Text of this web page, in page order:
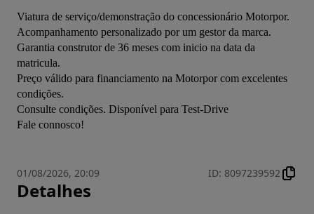
Viatura de serviço/demonstração do concessionário Motorpor.
Acompanhamento personalizado por um gestor da marca.
Garantia construtor de 36 meses com inicio na data da
matricula.
Preço válido para financiamento na Motorpor com excelentes
condições.
Consulte condições. Disponível para Test-Drive
Fale connosco!
01/08/2026, 20:09 ID: 8097239592
Detalhes